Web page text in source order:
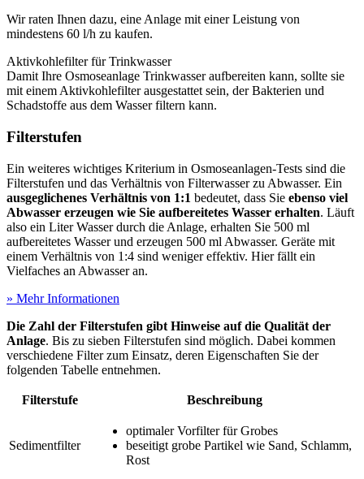
Wir raten Ihnen dazu, eine Anlage mit einer Leistung von
mindestens 60 l/h zu kaufen.
Aktivkohlefilter für Trinkwasser
Damit Ihre Osmoseanlage Trinkwasser aufbereiten kann, sollte sie
mit einem Aktivkohlefilter ausgestattet sein, der Bakterien und
Schadstoffe aus dem Wasser filtern kann.
Filterstufen
Ein weiteres wichtiges Kriterium in Osmoseanlagen-Tests sind die
Filterstufen und das Verhältnis von Filterwasser zu Abwasser. Ein
ausgeglichenes Verhältnis von 1:1 bedeutet, dass Sie ebenso viel
Abwasser erzeugen wie Sie aufbereitetes Wasser erhalten. Läuft
also ein Liter Wasser durch die Anlage, erhalten Sie 500 ml
aufbereitetes Wasser und erzeugen 500 ml Abwasser. Geräte mit
einem Verhältnis von 1:4 sind weniger effektiv. Hier fällt ein
Vielfaches an Abwasser an.
» Mehr Informationen
Die Zahl der Filterstufen gibt Hinweise auf die Qualität der
Anlage. Bis zu sieben Filterstufen sind möglich. Dabei kommen
verschiedene Filter zum Einsatz, deren Eigenschaften Sie der
folgenden Tabelle entnehmen.
Filterstufe Beschreibung
Sedimentfilter
optimaler Vorfilter für Grobes
beseitigt grobe Partikel wie Sand, Schlamm,
Rost